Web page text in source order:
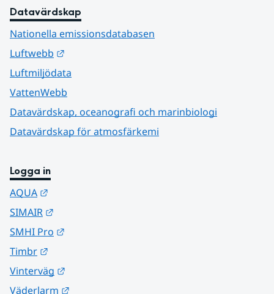
Datavärdskap
Nationella emissionsdatabasen
Luftwebb
Luftmiljödata
VattenWebb
Datavärdskap, oceanografi och marinbiologi
Datavärdskap för atmosfärkemi
Logga in
AQUA
SIMAIR
SMHI Pro
Timbr
Vinterväg
Väderlarm